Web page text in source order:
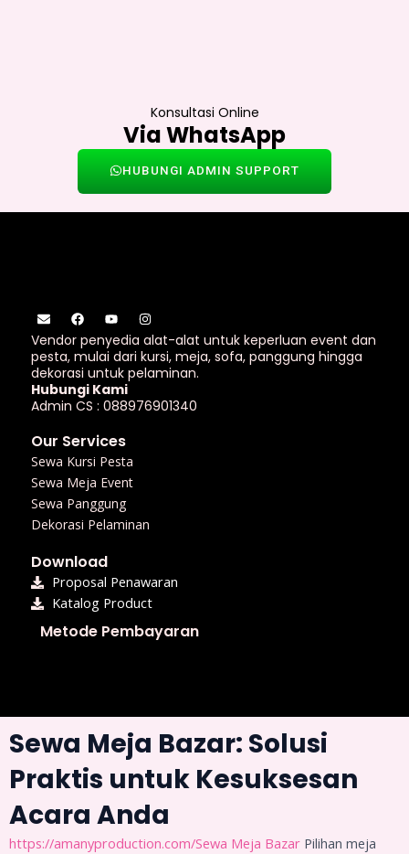
Konsultasi Online
Via WhatsApp
HUBUNGI ADMIN SUPPORT
E
n
v
e
l
o
p
e
F
a
c
e
b
o
o
k
Y
o
u
t
u
b
e
I
n
s
t
a
g
a
m
Vendor penyedia alat-alat untuk keperluan event dan
pesta, mulai dari kursi, meja, sofa, panggung hingga
dekorasi untuk pelaminan.
Hubungi Kami
Admin CS : 088976901340
Our Services
Sewa Kursi Pesta
Sewa Meja Event
Sewa Panggung
Dekorasi Pelaminan
Download
Proposal Penawaran
Katalog Product
Metode Pembayaran
Sewa Meja Bazar: Solusi
Praktis untuk Kesuksesan
Acara Anda
https://amanyproduction.com/Sewa Meja Bazar Pilihan meja